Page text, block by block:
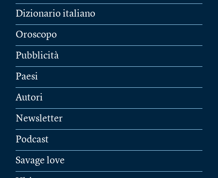
Dizionario italiano
Oroscopo
Pubblicità
Paesi
Autori
Newsletter
Podcast
Savage love